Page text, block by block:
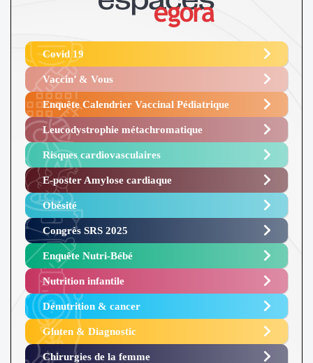
Covid 19
Vaccin’ & Vous
Enquête Calendrier Vaccinal Pédiatrique
Leucodystrophie métachromatique
Risques cardiovasculaires
E-poster Amylose cardiaque ​
Obésité ​
Congrès SRS 2025 ​
Enquête Nutri-Bébé ​
Nutrition infantile
Dénutrition & cancer
Gluten & Diagnostic
Chirurgies de la femme